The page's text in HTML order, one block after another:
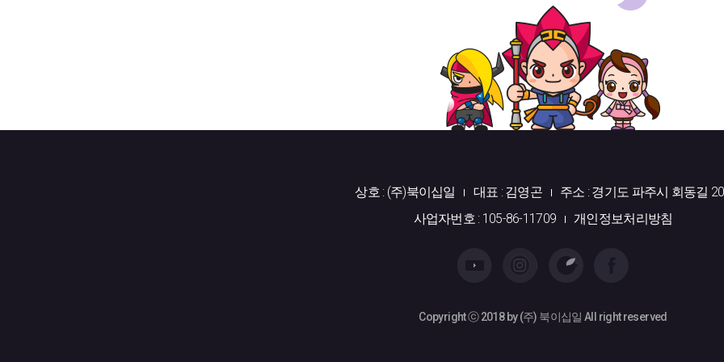
상호 : (주)북이십일 대표 : 김영곤
주소 : 경기도 파주시 회동길
사업자번호 : 105-86-11709
개인정보처리방침
Copyright ⓒ 2018 by (주) 북이십일 All right reserved